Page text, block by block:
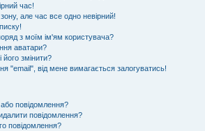
час!
але час все одно невірний!
з моїм ім'ям користувача?
аватари?
змінити?
"email", від мене вимагається залогуватись!
повідомлення?
повідомлення?
повідомлення?